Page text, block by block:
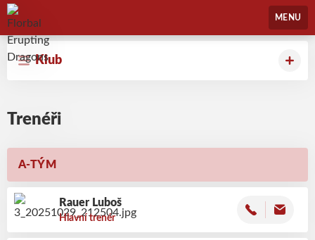
Florbal Erupting Dragons
MENU
Klub
Trenéři
A-TÝM
Luboš
Rauer
Hlavní trenér